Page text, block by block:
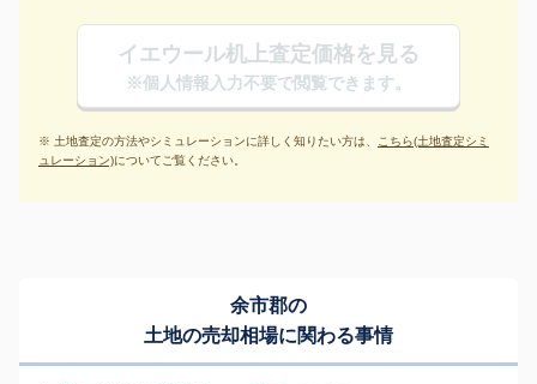
イエウール机上査定価格を見る
※個人情報入力不要で閲覧できます。
※ 土地査定の方法やシミュレーションに詳しく知りたい方は、 こちら(土地査定シミ
ュレーション)についてご覧ください。
余市郡の
土地の売却相場に関わる事情